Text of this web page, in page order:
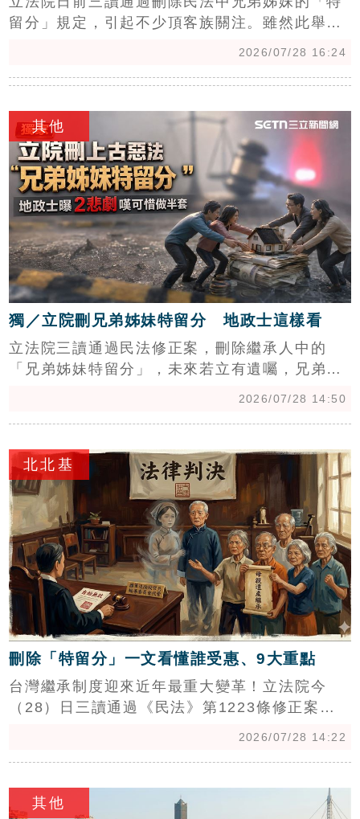
留分」規定，引起不少頂客族關注。雖然此舉能
半」，仍擔憂遺產遭長輩爭奪。專家指出，台灣
致遺囑效力受限，衍生諸多民事爭產糾紛。地政
士建議，在法規尚未全面翻新前，「立遺囑」仍
是保障資產分配的首要手段，但呼籲政府應重新
檢視繼承相關條文，避免持續以「擠牙膏」式修
法浪費司法資源，應落實尊重遺囑意願，從根本
解決爭產問題，確保民眾權益受損風險降至最
低。
2026/07/28 16:24
其他
獨／立院刪兄弟姊妹特留分 地政士這樣看
立法院三讀通過民法修正案，刪除繼承人中的
「兄弟姊妹特留分」，未來若立有遺囑，兄弟姊
半套」。他指出，現行法規仍受傳統儒家思想影
響，若未立遺囑，財產可能落入「收歸國有」窘
境，呼籲應比照歐美以「遺囑自由」為核心，徹
底廢除特留分，避免資源浪費。專家提醒，民眾
務必提早規劃遺囑，以確保財產能依個人意願妥
善分配，避免未來繼承爭議持續發生。
2026/07/28 14:50
北北基
刪除「特留分」一文看懂誰受惠、9大重點
台灣繼承制度迎來近年最重大變革！立法院今
（28）日三讀通過《民法》第1223條修正案，
兄弟姊妹。新法將於總統公布後6個月正式施
行，預料將對台灣的財產繼承帶來深遠影響。
2026/07/28 14:22
其他